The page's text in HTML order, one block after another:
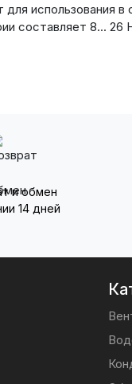
использования
составляет 8... 26
и обмен
14 дней